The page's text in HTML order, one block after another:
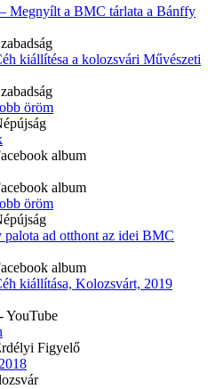
Megnyílt a BMC tárlata a Bánffy
kiállítésa a kolozsvári Művészeti
öröm
album
album
öröm
ad otthont az idei BMC
album
kiállítása, Kolozsvárt, 2019
YouTube
Figyelő